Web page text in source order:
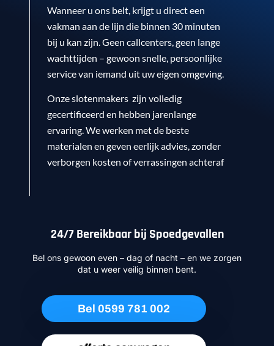
Wanneer u ons belt, krijgt u direct een
vakman aan de lijn die binnen 30 minuten
bij u kan zijn. Geen callcenters, geen lange
wachttijden – gewoon snelle, persoonlijke
service van iemand uit uw eigen omgeving.
Onze slotenmakers zijn volledig
gecertificeerd en hebben jarenlange
ervaring. We werken met de beste
materialen en geven eerlijk advies, zonder
verborgen kosten of verrassingen achteraf
24/7 Bereikbaar bij Spoedgevallen
Bel ons gewoon even – dag of nacht – en we zorgen
dat u weer veilig binnen bent.
Bel 0599 781 002